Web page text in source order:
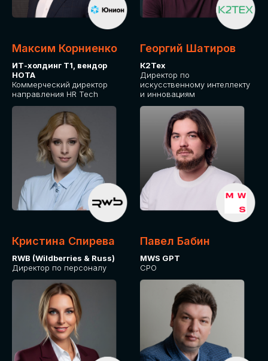
Максим Корниенко
ИТ-холдинг Т1, вендор
НОТА
Коммерческий директор
направления HR Tech
Георгий Шатиров
К2Тех
Директор по
искусственному интеллекту
и инновациям
Кристина Спирева
RWB (Wildberries & Russ)
Директор по персоналу
Павел Бабин
MWS GPT
CPO